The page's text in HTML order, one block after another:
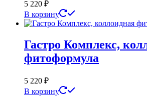
5 220 ₽
В корзину
Гастро Комплекс,
фитоформула
5 220 ₽
В корзину